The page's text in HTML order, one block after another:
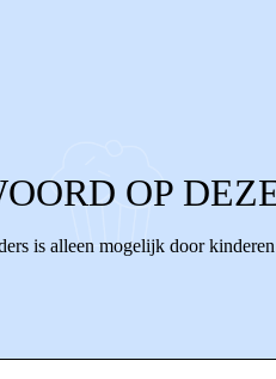
OP
is alleen mogelijk door